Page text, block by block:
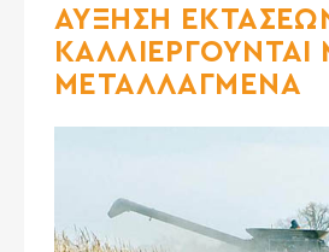
ΑΥΞΗΣΗ
ΚΑΛΛΙΕΡΓΟΥΝΤΑΙ
ΜΕΤΑΛΛΑΓΜΕΝΑ